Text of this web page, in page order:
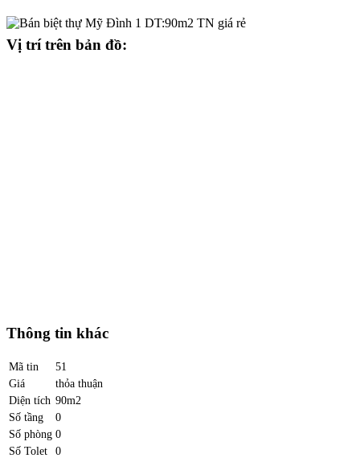
Vị trí trên bản đồ:
Thông tin khác
Mã tin
51
Giá
thỏa thuận
Diện tích 90m2
Số tầng
0
Số phòng 0
Số Tolet
0